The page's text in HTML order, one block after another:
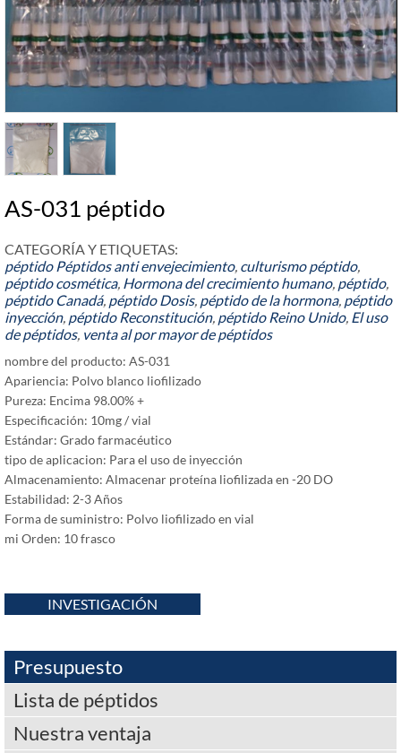
AS-031 péptido
CATEGORÍA Y ETIQUETAS:
péptido Péptidos anti envejecimiento, culturismo péptido,
péptido cosmética, Hormona del crecimiento humano, péptido,
péptido Canadá, péptido Dosis, péptido de la hormona, péptido
inyección, péptido Reconstitución, péptido Reino Unido, El uso
de péptidos, venta al por mayor de péptidos
nombre del producto: AS-031
Apariencia: Polvo blanco liofilizado
Pureza: Encima 98.00% +
Especificación: 10mg / vial
Estándar: Grado farmacéutico
tipo de aplicacion: Para el uso de inyección
Almacenamiento: Almacenar proteína liofilizada en -20 DO
Estabilidad: 2-3 Años
Forma de suministro: Polvo liofilizado en vial
mi Orden: 10 frasco
INVESTIGACIÓN
Presupuesto
Lista de péptidos
Nuestra ventaja